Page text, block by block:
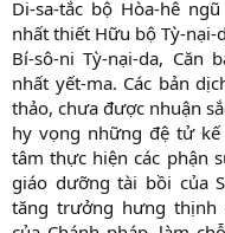
Di-sa-tắc bộ Hòa-hê
nhất thiết Hữu bộ Tỳ-
Bí-sô-ni Tỳ-nại-da, Căn
nhất yết-ma. Các bản
thảo, chưa được nhuận
hy vọng những đệ tử
tâm thực hiện các phận
giáo dưỡng tài bồi của
tăng trưởng hưng thịnh